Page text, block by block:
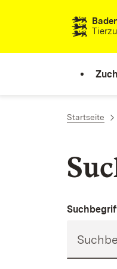
Zum Inhalt
Startseite